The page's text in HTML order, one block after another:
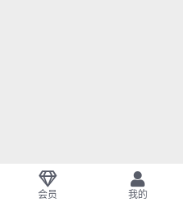
会员 我的